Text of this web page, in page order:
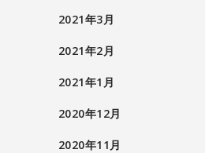
2021年3月
2021年2月
2021年1月
2020年12月
2020年11月